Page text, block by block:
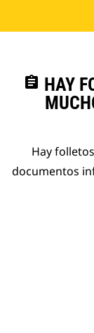
assignment HAY
Hay
documentos